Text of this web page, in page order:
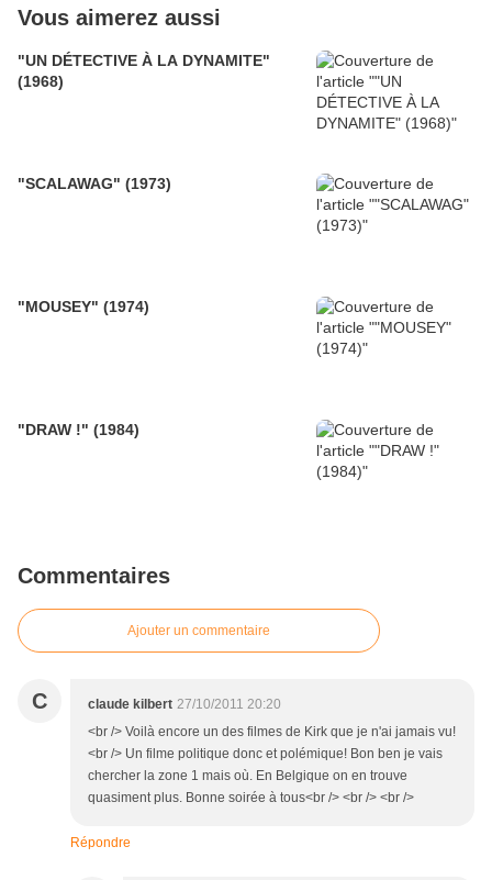
Vous aimerez aussi
"UN DÉTECTIVE À LA DYNAMITE"
(1968)
"SCALAWAG" (1973)
"MOUSEY" (1974)
"DRAW !" (1984)
Commentaires
Ajouter un commentaire
C claude kilbert 27/10/2011 20:20
<br /> Voilà encore un des filmes de Kirk que je n'ai jamais vu!
<br /> Un filme politique donc et polémique! Bon ben je vais
chercher la zone 1 mais où. En Belgique on en trouve
quasiment plus. Bonne soirée à tous<br /> <br /> <br />
Répondre